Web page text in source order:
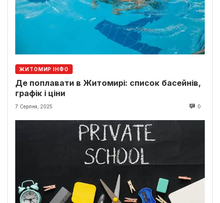
ЖИТОМИР ІНФО
Де поплавати в Житомирі: список басейнів,
графік і ціни
7 Серпня, 2025 0